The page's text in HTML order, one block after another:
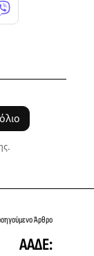
Άρθρο
ΑΑΔΕ: